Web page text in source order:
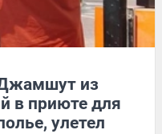
из
в приюте для
улетел